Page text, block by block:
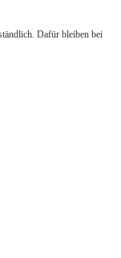
Dafür bleiben bei